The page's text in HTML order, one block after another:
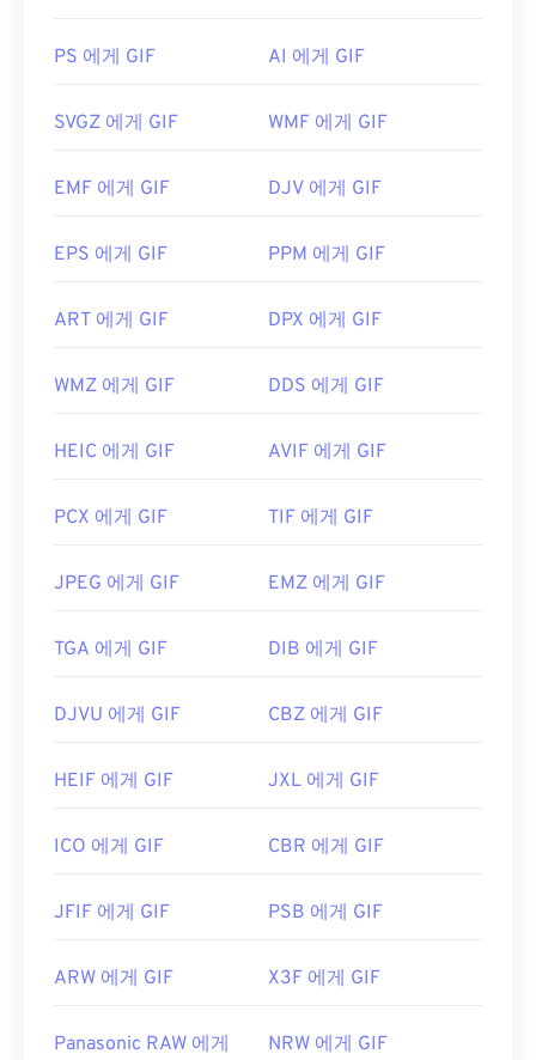
웹 브라우저에서 열립니다. 특정 애플리케이션을 선
고 "연결 프로그램"을 선택하세요.
Microsoft Photos
와 같은 Microsoft 애플리케이션,
자동으로 열립니다. JPEG 이미지의 크기를 조정하려
개발: Joint Photographic Experts Group
관련 JPG 도구:
색상 선택기를사용하여 이미지에서 색상을 선택하
같은 다른 이미지 형식에 비해 뚜렷한 장점이 있습니
다. 또한 GIF는 iPhone과 iPad를 포함한 Apple 모바
리 사용됩니다.
우저, 운영 체제에서 쉽게 열 수 있습니다. 편집 목적
으로 GIF를 열려면
Adobe Photoshop
Photos, Adobe Photoshop Elements, Roxio
macOS에서는Adobe Illustrator를포함한 Adobe 이
최초 출시:
1987년 6월 15일
유용한 링크: https://en.wikipedia.org/wiki/GIF
PS 에게 GIF AI 에게 GIF
SVGZ 에게 GIF WMF 에게 GIF
EMF 에게 GIF DJV 에게 GIF
EPS 에게 GIF PPM 에게 GIF
ART 에게 GIF DPX 에게 GIF
WMZ 에게 GIF DDS 에게 GIF
HEIC 에게 GIF AVIF 에게 GIF
PCX 에게 GIF TIF 에게 GIF
JPEG 에게 GIF EMZ 에게 GIF
TGA 에게 GIF DIB 에게 GIF
DJVU 에게 GIF CBZ 에게 GIF
HEIF 에게 GIF JXL 에게 GIF
ICO 에게 GIF CBR 에게 GIF
JFIF 에게 GIF PSB 에게 GIF
ARW 에게 GIF X3F 에게 GIF
Panasonic RAW 에게
NRW 에게 GIF